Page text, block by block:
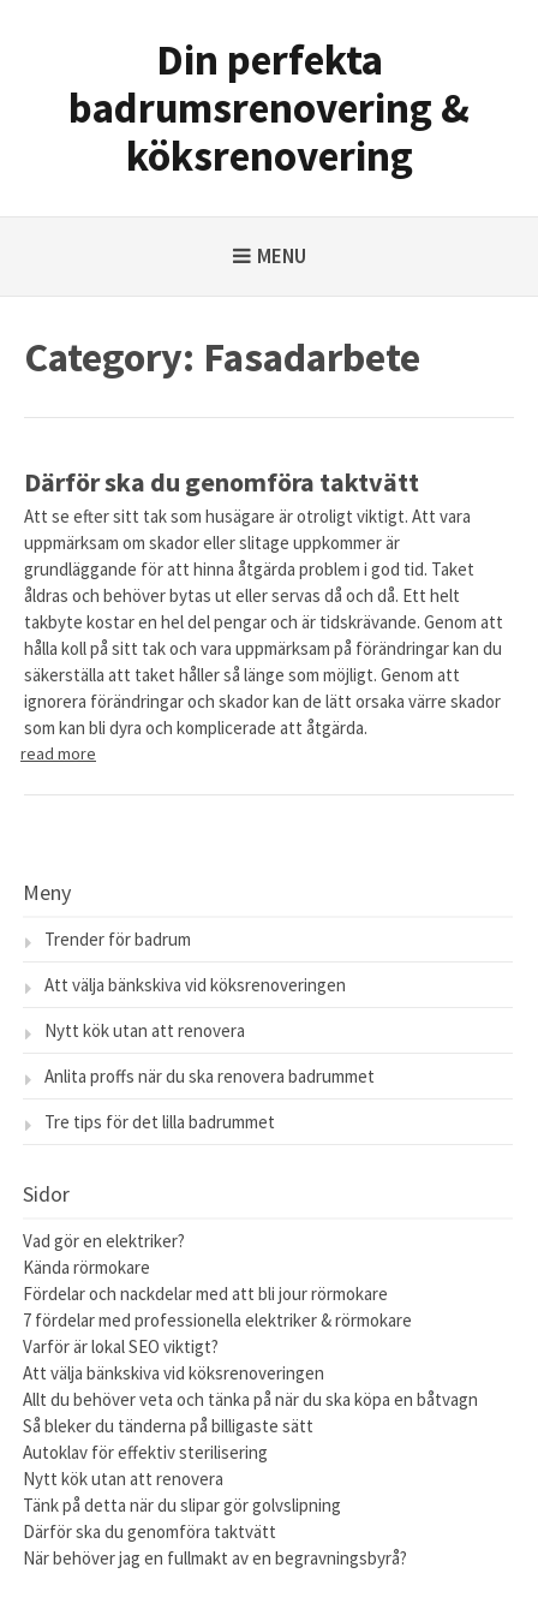
Din perfekta
badrumsrenovering &
köksrenovering
MENU
Category: Fasadarbete
Därför ska du genomföra taktvätt
Att se efter sitt tak som husägare är otroligt viktigt. Att vara
uppmärksam om skador eller slitage uppkommer är
grundläggande för att hinna åtgärda problem i god tid. Taket
åldras och behöver bytas ut eller servas då och då. Ett helt
takbyte kostar en hel del pengar och är tidskrävande. Genom att
hålla koll på sitt tak och vara uppmärksam på förändringar kan du
säkerställa att taket håller så länge som möjligt. Genom att
ignorera förändringar och skador kan de lätt orsaka värre skador
som kan bli dyra och komplicerade att åtgärda.
read more
Meny
Trender för badrum
Att välja bänkskiva vid köksrenoveringen
Nytt kök utan att renovera
Anlita proffs när du ska renovera badrummet
Tre tips för det lilla badrummet
Sidor
Vad gör en elektriker?
Kända rörmokare
Fördelar och nackdelar med att bli jour rörmokare
7 fördelar med professionella elektriker & rörmokare
Varför är lokal SEO viktigt?
Att välja bänkskiva vid köksrenoveringen
Allt du behöver veta och tänka på när du ska köpa en båtvagn
Så bleker du tänderna på billigaste sätt
Autoklav för effektiv sterilisering
Nytt kök utan att renovera
Tänk på detta när du slipar gör golvslipning
Därför ska du genomföra taktvätt
När behöver jag en fullmakt av en begravningsbyrå?